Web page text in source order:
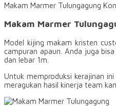
Makam Marmer Tulungagung
Makam Marmer
Model kijing makam kristen
campuran apaun. Anda juga
dan lebar 1m.
Untuk memproduksi kerajinan
meragukan hasil kinerja team